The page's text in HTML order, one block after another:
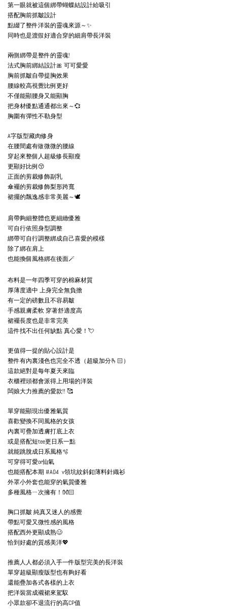
第一眼就被這個綁帶蝴蝶結設計給吸引
搭配胸前抓皺設計
點綴了整件洋裝的靈魂來源～✨
同時也是渡假好適合穿的細肩帶長洋裝
兩側綁帶是整件的靈魂!
法式胸前綁結設計🎀 可可愛愛
胸前抓皺自帶提胸效果
腰線較高視覺比例更好
不僅能顯腰身又能顯胸
把身材優點通通都出來～💞
胸圍有彈性不勒身型
A字版型藏肉修身
在腰間處有做微微的腰線
穿起來整個人超級修長顯瘦
更顯好比例😚
正面的剪裁修飾副乳
傘襬的剪裁修飾梨形跨寬
裙擺的飄逸感非常美麗～🕊
肩帶夠細整體也更細緻優雅
可自行依照身型調整
綁帶可自行調整綁成自己喜愛的模樣
除了綁在肩上
也能換個風格綁在後面🪄
布料是一年四季可穿的棉麻材質
厚薄度適中 上身完全無負擔
有一定的磅數且不容易皺
手感親膚柔軟 穿著舒適度高
裙襬長度也是非常完美
這件找不出任何缺點 真心愛！💘
更值得一提的貼心設計是
整件有內裏淺色也完全不透（超級加分🫰🏻）
這款絕對是每年夏天來臨
衣櫃裡頭都會派得上用場的洋裝
闆娘大力推薦的愛款!! 🥰
單穿能顯現出優雅氣質
喜歡變換不同風格的女孩
內裏可疊加透膚打底上衣
或是搭配短tee更日系一點
就能跳脫成日系風格🫧
可穿得可愛or仙氣
也能搭配本期 #A04 v領坑紋斜釦薄料針織衫
外罩小外套也能穿的氣質優雅
多種風格ㄧ次擁有！👐🏻
胸口抓皺 純真又迷人的感覺
帶點可愛又微性感的風格
搭配西外更顯成熟🥴
恰到好處的質感美洋💖
推薦人人都必須入手一件版型完美的長洋裝
單穿超級顯瘦版型也有夠好看
還能疊加各式各樣的上衣
把洋裝當成襯裙來駕馭
小眾款卻不退流行的高CP值